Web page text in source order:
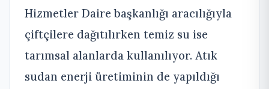
Hizmetler Daire başkanlığı aracılığıyla
çiftçilere dağıtılırken temiz su ise
tarımsal alanlarda kullanılıyor. Atık
sudan enerji üretiminin de yapıldığı